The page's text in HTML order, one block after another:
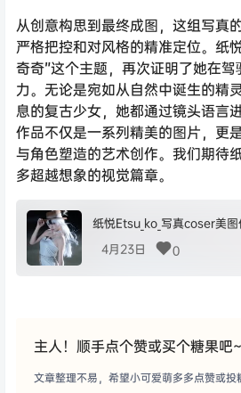
从创意构思到最终成图，这组写真
严格把控和对风格的精准定位。纸
奇奇”这个主题，再次证明了她在
力。无论是宛如从自然中诞生的精
息的复古少女，她都通过镜头语言
作品不仅是一系列精美的图片，更
与角色塑造的艺术创作。我们期待
多超越想象的视觉篇章。
纸悦Etsu_ko_写真coser美
4月23日
0
主人！顺手点个赞或买个糖果吧~
文章整理不易，希望小可爱萌多多点赞或投